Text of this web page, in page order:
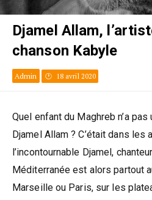
Djamel Allam,
chanson Kabyle
Admin 18 avril 2020
Quel enfant du Maghreb n’a
Djamel Allam ? C’était dans les
l’incontournable Djamel,
Méditerranée est alors partout
Marseille ou Paris, sur les